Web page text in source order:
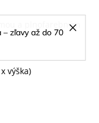
zľavy až do 70
a plnofarebným
výška)